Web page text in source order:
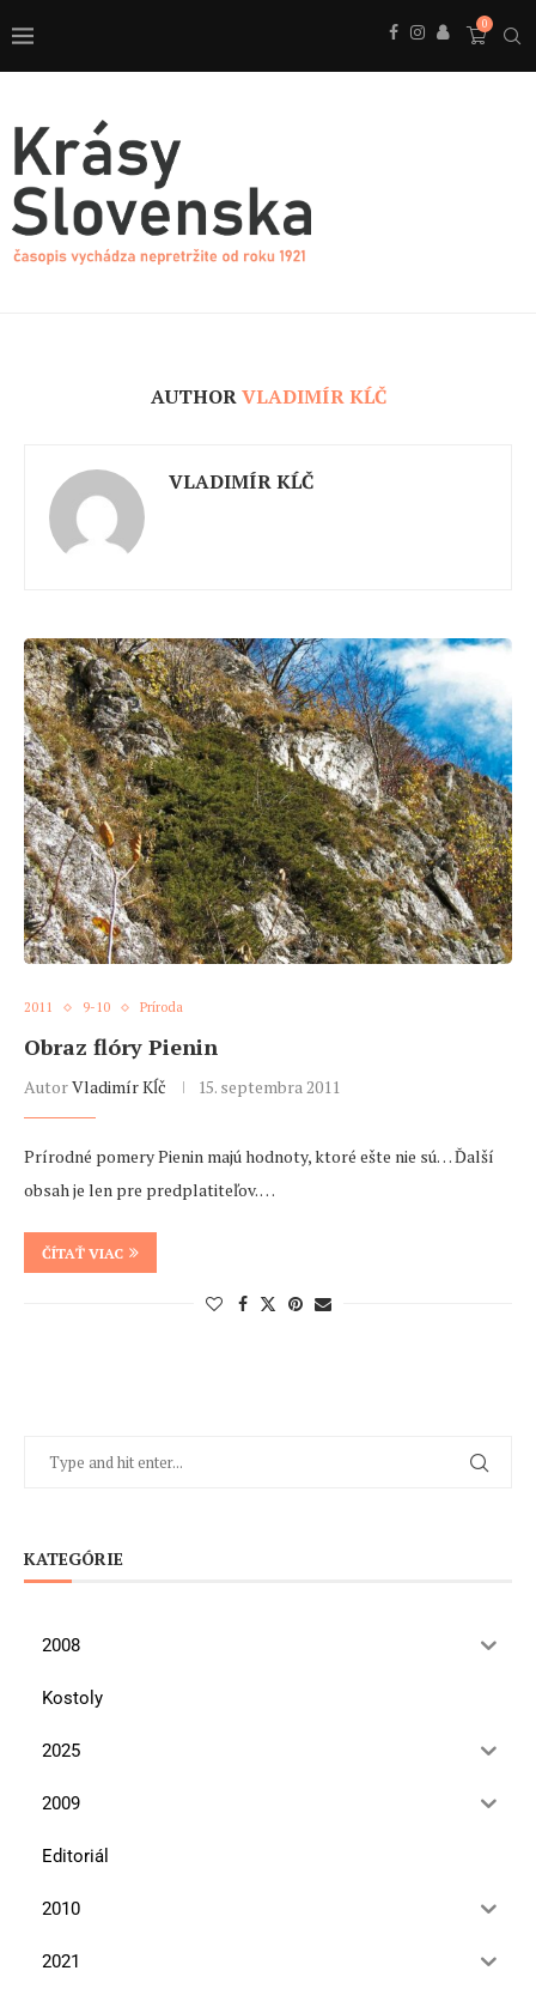
0
AUTHORVLADIMÍR KĹČ
VLADIMÍR KĹČ
2011 9-10 Príroda
Obraz flóry Pienin
AutorVladimír Kĺč 15. septembra 2011
Prírodné pomery Pienin majú hodnoty, ktoré ešte nie sú… Ďalší
obsah je len pre predplatiteľov. …
ČÍTAŤ VIAC
KATEGÓRIE
2008
Kostoly
2025
2009
Editoriál
2010
2021